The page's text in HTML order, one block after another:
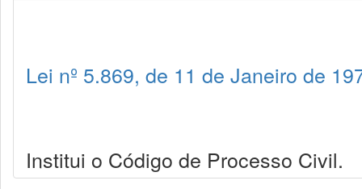
Lei nº 5.869, de 11 de Janeiro de
Institui o Código de Processo Civil.